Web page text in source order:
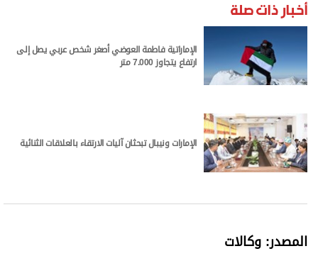
أخبار ذات صلة
الإماراتية فاطمة العوضي أصغر شخص عربي يصل إلى
ارتفاع يتجاوز 7.000 متر
الإمارات ونيبال تبحثان آليات الارتقاء بالعلاقات الثنائية
المصدر: وكالات